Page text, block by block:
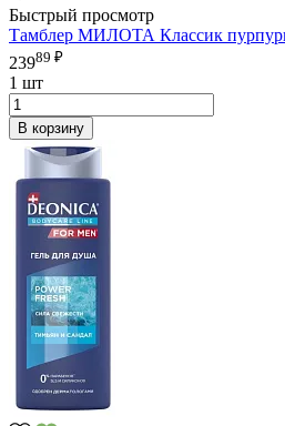
Быстрый просмотр
Тамблер МИЛОТА Классик
23989 ₽
1 шт
В корзину